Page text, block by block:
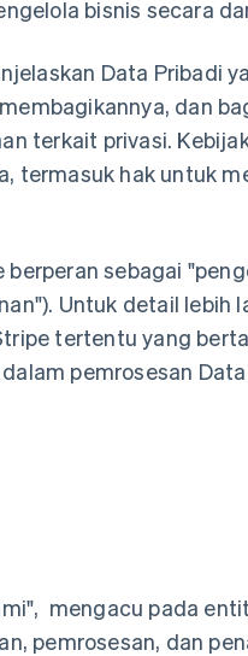
bisnis secara
Data Pribadi
dan
terkait privasi.
termasuk hak untuk
sebagai
Untuk detail lebih
tertentu yang
pemrosesan
mengacu pada
pemrosesan, dan